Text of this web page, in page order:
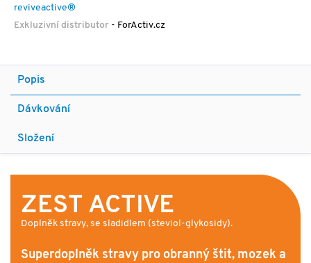
reviveactive®
Exkluzivní distributor - ForActiv.cz
Popis
Dávkování
Složení
ZEST ACTIVE
Doplněk stravy, se sladidlem (steviol-glykosidy).
Superdoplněk stravy pro obranný štit, mozek a